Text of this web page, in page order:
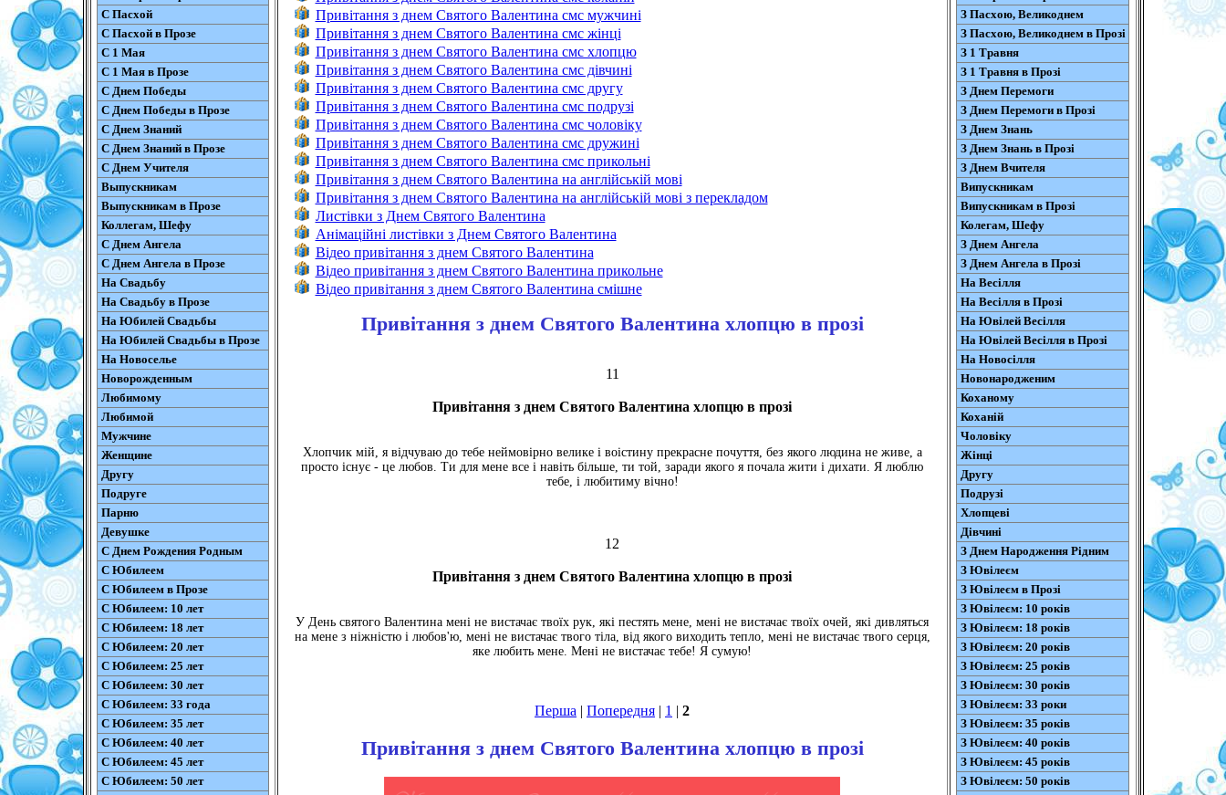
С Пасхой
С Пасхой в Прозе
С 1 Мая
С 1 Мая в Прозе
С Днем Победы
С Днем Победы в Прозе
С Днем Знаний
С Днем Знаний в Прозе
С Днем Учителя
Выпускникам
Выпускникам в Прозе
Коллегам, Шефу
С Днем Ангела
С Днем Ангела в Прозе
На Свадьбу
На Свадьбу в Прозе
На Юбилей Свадьбы
На Юбилей Свадьбы в Прозе
На Новоселье
Новорожденным
Любимому
Любимой
Мужчине
Женщине
Другу
Подруге
Парню
Девушке
С Днем Рождения Родным
С Юбилеем
С Юбилеем в Прозе
С Юбилеем: 10 лет
С Юбилеем: 18 лет
С Юбилеем: 20 лет
С Юбилеем: 25 лет
С Юбилеем: 30 лет
С Юбилеем: 33 года
С Юбилеем: 35 лет
С Юбилеем: 40 лет
С Юбилеем: 45 лет
С Юбилеем: 50 лет
Привітання з днем Святого Валентина смс мужчині
Привітання з днем Святого Валентина смс жінці
Привітання з днем Святого Валентина смс хлопцю
Привітання з днем Святого Валентина смс дівчині
Привітання з днем Святого Валентина смс другу
Привітання з днем Святого Валентина смс подрузі
Привітання з днем Святого Валентина смс чоловіку
Привітання з днем Святого Валентина смс дружині
Привітання з днем Святого Валентина смс прикольні
Привітання з днем Святого Валентина на англійській мові
Привітання з днем Святого Валентина на англійській мові з перекладом
Листівки з Днем Святого Валентина
Анімаційні листівки з Днем Святого Валентина
Відео привітання з днем Святого Валентина
Відео привітання з днем Святого Валентина прикольне
Відео привітання з днем Святого Валентина смішне
Привітання з днем Святого Валентина хлопцю в прозі
11
Привітання з днем Святого Валентина хлопцю в прозі
Хлопчик мій, я відчуваю до тебе неймовірно велике і воістину прекрасне почуття, без якого людина не живе, а
просто існує - це любов. Ти для мене все і навіть більше, ти той, заради якого я почала жити і дихати. Я люблю
тебе, і любитиму вічно!
12
Привітання з днем Святого Валентина хлопцю в прозі
У День святого Валентина мені не вистачає твоїх рук, які пестять мене, мені не вистачає твоїх очей, які дивляться
на мене з ніжністю і любов'ю, мені не вистачає твого тіла, від якого виходить тепло, мені не вистачає твого серця,
яке любить мене. Мені не вистачає тебе! Я сумую!
Перша | Попередня | 1 | 2
Привітання з днем Святого Валентина хлопцю в прозі
З Пасхою, Великоднем
З Пасхою, Великоднем в Прозі
З 1 Травня
З 1 Травня в Прозі
З Днем Перемоги
З Днем Перемоги в Прозі
З Днем Знань
З Днем Знань в Прозі
З Днем Вчителя
Випускникам
Випускникам в Прозі
Колегам, Шефу
З Днем Ангела
З Днем Ангела в Прозі
На Весілля
На Весілля в Прозі
На Ювілей Весілля
На Ювілей Весілля в Прозі
На Новосілля
Новонародженим
Коханому
Коханій
Чоловіку
Жінці
Другу
Подрузі
Хлопцеві
Дівчині
З Днем Народження Рідним
З Ювілеєм
З Ювілеєм в Прозі
З Ювілеєм: 10 років
З Ювілеєм: 18 років
З Ювілеєм: 20 років
З Ювілеєм: 25 років
З Ювілеєм: 30 років
З Ювілеєм: 33 роки
З Ювілеєм: 35 років
З Ювілеєм: 40 років
З Ювілеєм: 45 років
З Ювілеєм: 50 років